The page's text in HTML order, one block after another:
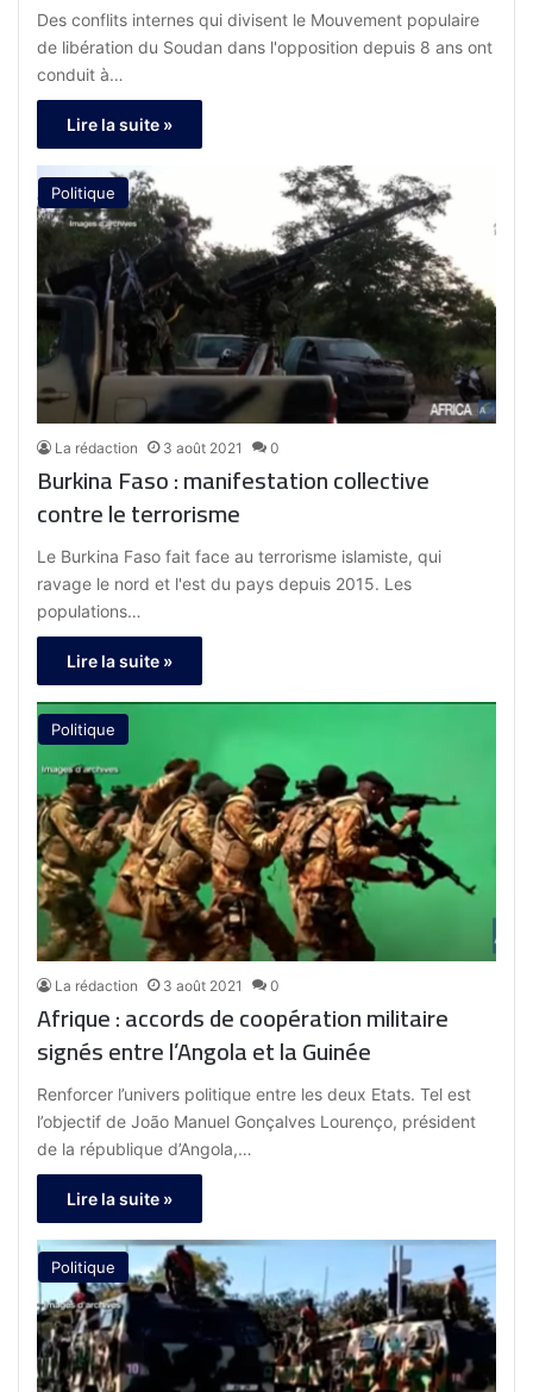
Des conflits internes qui divisent le Mouvement populaire
de libération du Soudan dans l'opposition depuis 8 ans ont
conduit à…
Lire la suite »
Politique
La rédaction 3 août 2021 0
Burkina Faso : manifestation collective
contre le terrorisme
Le Burkina Faso fait face au terrorisme islamiste, qui
ravage le nord et l'est du pays depuis 2015. Les
populations…
Lire la suite »
Politique
La rédaction 3 août 2021 0
Afrique : accords de coopération militaire
signés entre l’Angola et la Guinée
Renforcer l’univers politique entre les deux Etats. Tel est
l’objectif de João Manuel Gonçalves Lourenço, président
de la république d’Angola,…
Lire la suite »
Politique